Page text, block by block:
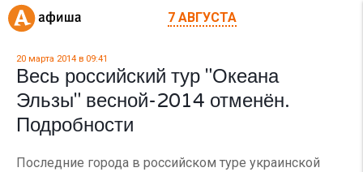
7 АВГУСТА
20 марта 2014 в 09:41
Весь российский тур "Океана
Эльзы" весной-2014 отменён.
Подробности
Последние города в российском туре украинской